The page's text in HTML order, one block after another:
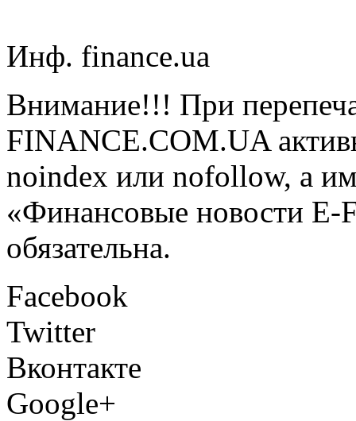
Инф. finance.ua
Внимание!!! При
FINANCE.COM.UA
noindex или nofollow, а
«Финансовые новости
обязательна.
Facebook
Twitter
Вконтакте
Google+